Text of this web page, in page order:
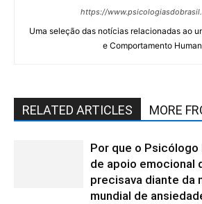
https://
Uma seleção das notícias relacionadas ao
e Comportamento
RELATED ARTICLES MORE
Por que o
de apoio emocional
precisava diante da
mundial de